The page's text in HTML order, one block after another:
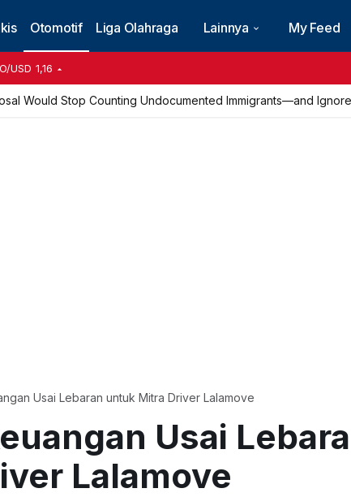
Otomotif Liga Olahraga Lainnya My Feed
USD 1,16
Would Stop Counting Undocumented Immigrants—and
Usai Lebaran untuk Mitra Driver Lalamove
Usai
Lalamove